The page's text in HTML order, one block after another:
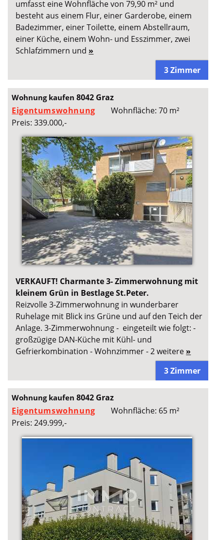
umfasst eine Wohnfläche von 79,90 m² und
besteht aus einem Flur, einer Garderobe, einem
Badezimmer, einer Toilette, einem Abstellraum,
einer Küche, einem Wohn- und Esszimmer, zwei
Schlafzimmern und »
3 Zimmer
Wohnung kaufen8042 Graz
Eigentumswohnung
Wohnfläche: 70 m²
Preis: 339.000,-
VERKAUFT! Charmante 3- Zimmerwohnung mit
kleinem Grün in Bestlage St.Peter.
Reizvolle 3-Zimmerwohnung in wunderbarer
Ruhelage mit Blick ins Grüne und auf den Teich der
Anlage. 3-Zimmerwohnung - eingeteilt wie folgt: -
großzügige DAN-Küche mit Kühl- und
Gefrierkombination - Wohnzimmer - 2 weitere »
3 Zimmer
Wohnung kaufen8042 Graz
Eigentumswohnung
Wohnfläche: 65 m²
Preis: 249.999,-